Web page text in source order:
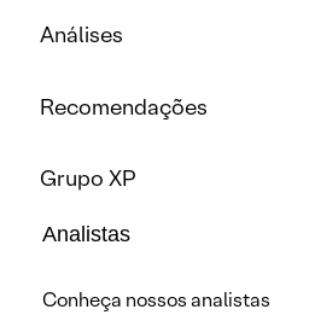
Análises
Recomendações
Grupo XP
Analistas
Conheça nossos analistas